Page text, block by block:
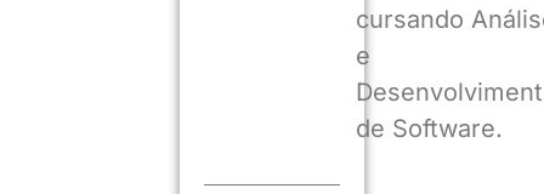
cursando
e
de Software.